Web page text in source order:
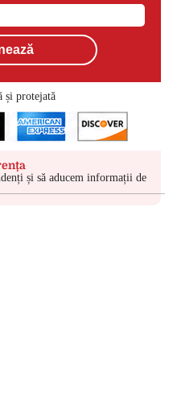
și protejată
și să aducem informații de